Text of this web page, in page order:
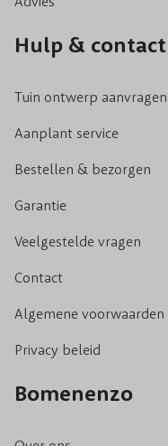
Hulp & contact
Tuin ontwerp aanvragen
Aanplant service
Bestellen & bezorgen
Garantie
Veelgestelde vragen
Contact
Algemene voorwaarden
Privacy beleid
Bomenenzo